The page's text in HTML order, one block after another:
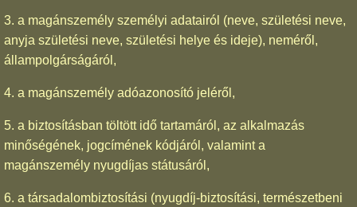
3. a magánszemély személyi adatairól (neve, születési neve,
anyja születési neve, születési helye és ideje), neméről,
állampolgárságáról,
4. a magánszemély adóazonosító jeléről,
5. a biztosításban töltött idő tartamáról, az alkalmazás
minőségének, jogcímének kódjáról, valamint a
magánszemély nyugdíjas státusáról,
6. a társadalombiztosítási (nyugdíj-biztosítási, természetbeni